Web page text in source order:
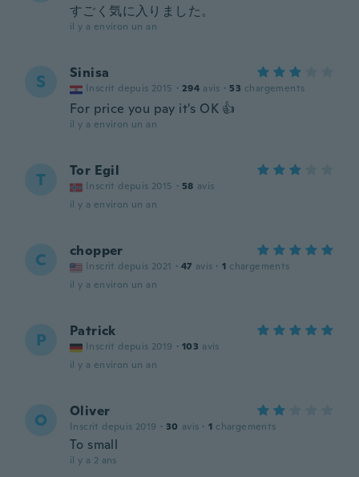
すごく気に入りました。
il y a environ un an
S Sinisa
Inscrit depuis 2015 · 294 avis · 53 chargements
For price you pay it's OK 👍
il y a environ un an
T Tor Egil
Inscrit depuis 2015 · 58 avis
il y a environ un an
C chopper
Inscrit depuis 2021 · 47 avis · 1 chargements
il y a environ un an
P Patrick
Inscrit depuis 2019 · 103 avis
il y a environ un an
O Oliver
Inscrit depuis 2019 · 30 avis · 1 chargements
To small
il y a 2 ans